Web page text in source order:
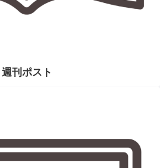
週刊ポスト